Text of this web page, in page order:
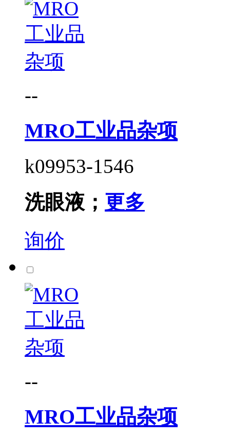
--
MRO工业品杂项
k09953-1546
洗眼液； 更多
询价
--
MRO工业品杂项